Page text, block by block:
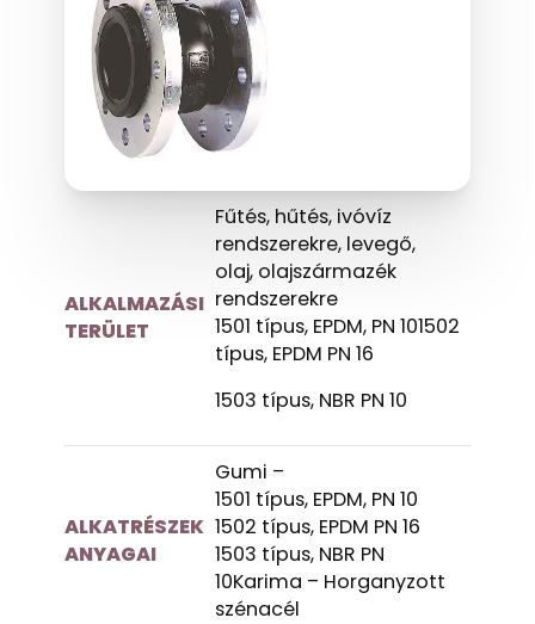
ALKALMAZÁSI
TERÜLET
Fűtés, hűtés, ivóvíz
rendszerekre, levegő,
olaj, olajszármazék
rendszerekre
1501 típus, EPDM, PN 101502
típus, EPDM PN 16
1503 típus, NBR PN 10
ALKATRÉSZEK
ANYAGAI
Gumi –
1501 típus, EPDM, PN 10
1502 típus, EPDM PN 16
1503 típus, NBR PN
10Karima – Horganyzott
szénacél